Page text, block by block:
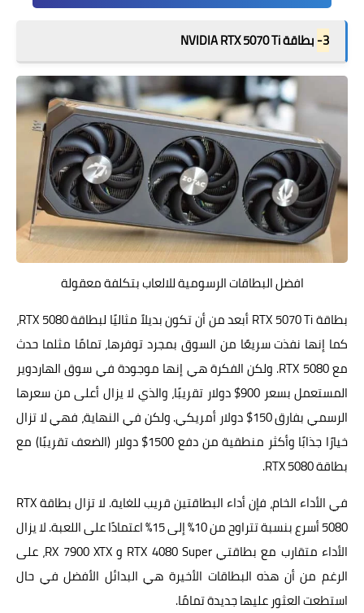
3- بطاقة NVIDIA RTX 5070 Ti
افضل البطاقات الرسومية للالعاب بتكلفة معقولة
بطاقة RTX 5070 Ti أبعد من أن تكون بديلاً مثاليًا لبطاقة RTX 5080،
كما إنها نفذت سريعًا من السوق بمجرد توفرها، تمامًا مثلما حدث
مع RTX 5080. ولكن الفكرة هي إنها موجودة في سوق الهاردوير
المستعمل بسعر 900$ دولار تقريبًا، والذي لا يزال أعلى من سعرها
الرسمي بفارق 150$ دولار أمريكي. ولكن في النهاية، فهي لا تزال
خيارًا جذابًا وأكثر منطقية من دفع 1500$ دولار (الضعف تقريبًا) مع
بطاقة RTX 5080.
في الأداء الخام، فإن أداء البطاقتين قريب للغاية. لا تزال بطاقة RTX
5080 أسرع بنسبة تتراوح من 10% إلى 15% اعتمادًا على اللعبة. لا يزال
الأداء متقارب مع بطاقتي RTX 4080 Super و RX 7900 XTX، على
الرغم من أن هذه البطاقات الأخيرة هي البدائل الأفضل في حال
استطعت العثور عليها جديدة تمامًا.